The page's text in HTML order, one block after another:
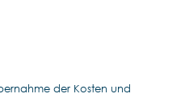
der Kosten und